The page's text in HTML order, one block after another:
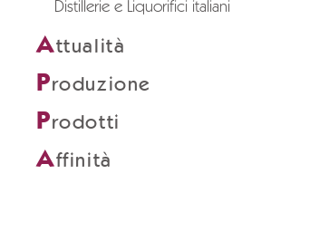
Distillerie e Liquorifici italiani
Attualità
Produzione
Prodotti
Affinità